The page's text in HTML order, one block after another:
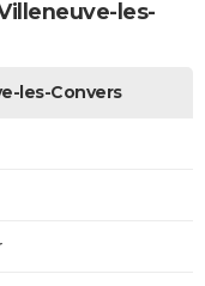
les-
les-Convers